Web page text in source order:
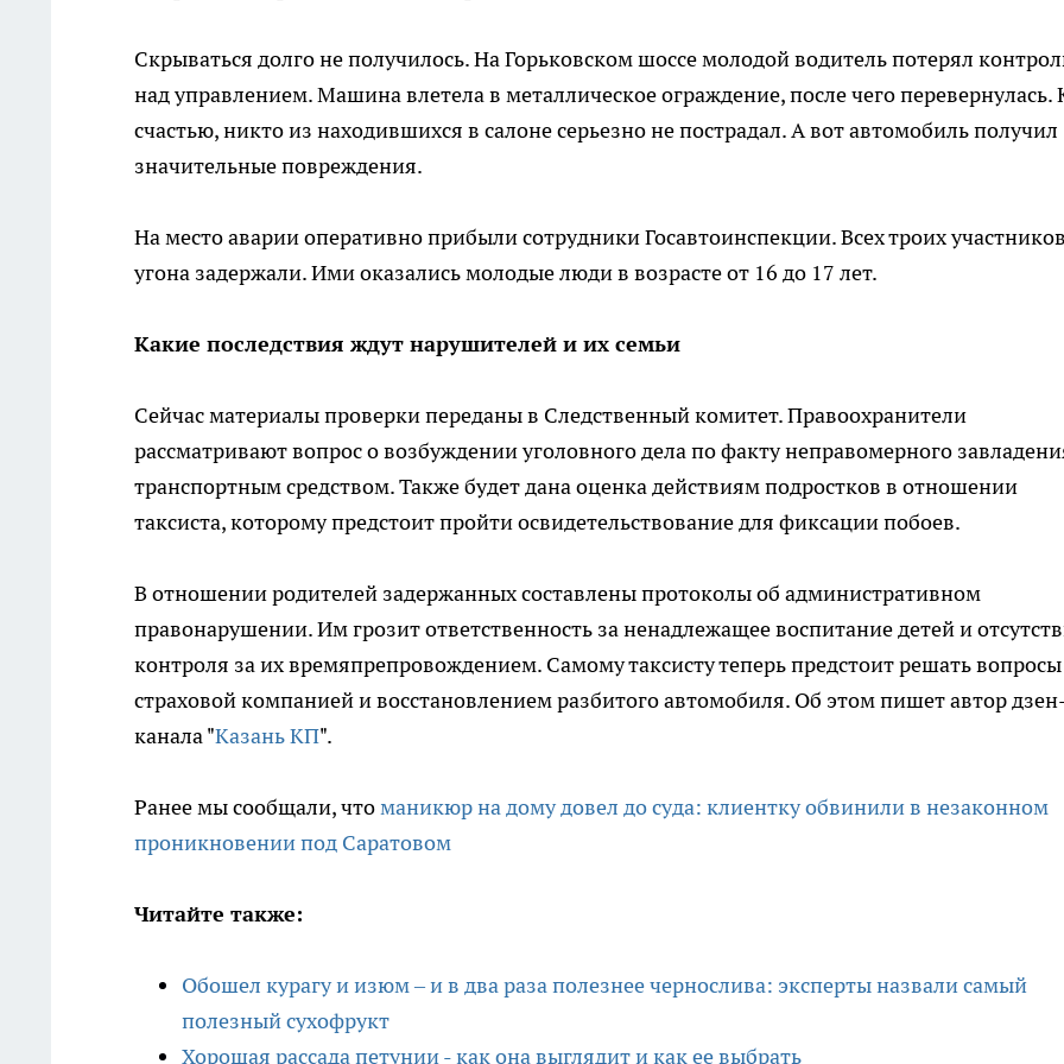
Скрываться долго не получилось. На Горьковском шоссе молодой водитель потерял
над управлением. Машина влетела в металлическое ограждение, после чего перевернулась.
счастью, никто из находившихся в салоне серьезно не пострадал. А вот автомобиль получил
значительные повреждения.
На место аварии оперативно прибыли сотрудники Госавтоинспекции. Всех троих участников
угона задержали. Ими оказались молодые люди в возрасте от 16 до 17 лет.
Какие последствия ждут нарушителей и их семьи
Сейчас материалы проверки переданы в Следственный комитет. Правоохранители
рассматривают вопрос о возбуждении уголовного дела по факту неправомерного
транспортным средством. Также будет дана оценка действиям подростков в отношении
таксиста, которому предстоит пройти освидетельствование для фиксации побоев.
В отношении родителей задержанных составлены протоколы об административном
правонарушении. Им грозит ответственность за ненадлежащее воспитание детей и
контроля за их времяпрепровождением. Самому таксисту теперь предстоит решать вопросы
страховой компанией и восстановлением разбитого автомобиля. Об этом пишет автор
канала "Казань КП".
Ранее мы сообщали, чтоманикюр на дому довел до суда: клиентку обвинили в незаконном
проникновении под Саратовом
Читайте также:
Обошел курагу и изюм – и в два раза полезнее чернослива: эксперты назвали самый
полезный сухофрукт
Хорошая рассада петунии - как она выглядит и как ее выбрать